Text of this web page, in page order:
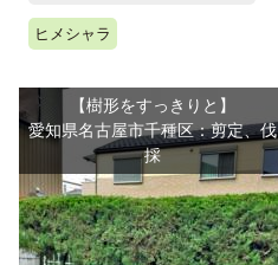
ヒメシャラ
【樹形をすっきりと】
愛知県名古屋市千種区：剪定、伐
採